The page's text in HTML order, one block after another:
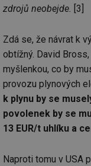
zdrojů neobejde. [3]
Zdá se, že návrat k
obtížný. David
myšlenkou, co by
provozu plynových
k plynu by se
povolenek by se
13 EUR/t uhlíku a
Naproti tomu v USA